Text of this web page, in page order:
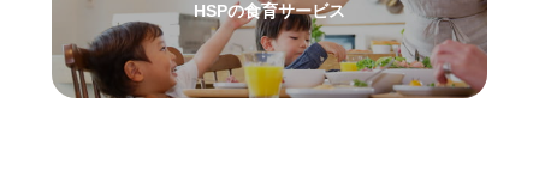
HSPの食育サービス